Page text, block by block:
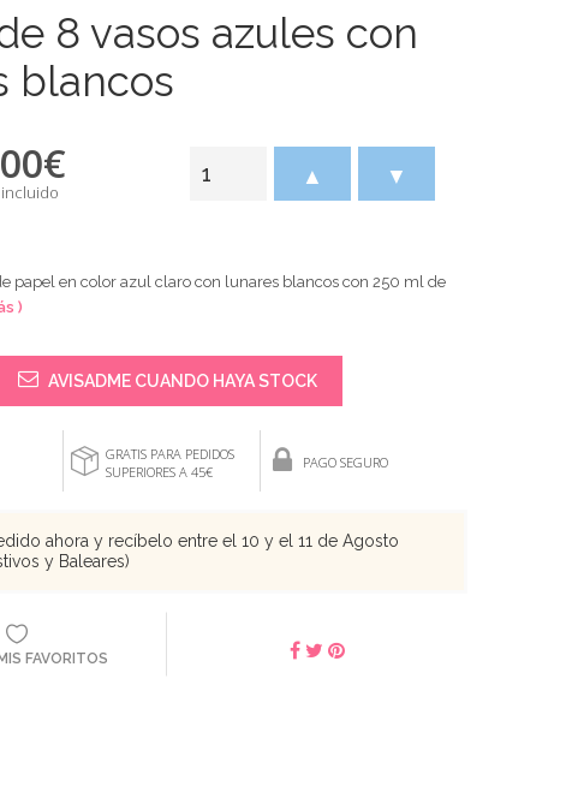
8 vasos azules con
blancos
€
incluido
▲ ▼
papel en color azul claro con lunares blancos con 250 ml de
)
AVISADME CUANDO HAYA STOCK
GRATIS PARA PEDIDOS
SUPERIORES A 45€
PAGO SEGURO
ahora y recíbelo entre el 10 y el 11 de Agosto
y Baleares)
FAVORITOS